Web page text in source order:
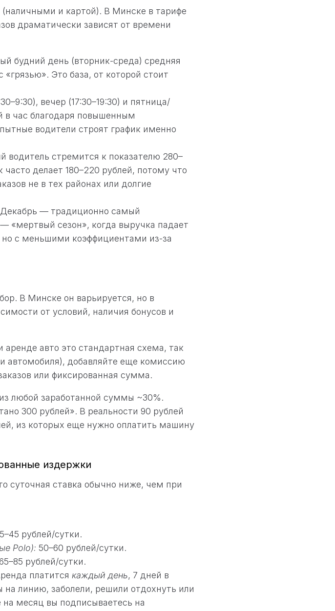
(наличными и картой). В Минске в тарифе
драматически зависят от времени
будний день (вторник-среда) средняя
«грязью». Это база, от которой стоит
вечер (17:30–19:30) и пятница/
в час благодаря повышенным
водители строят график именно
водитель стремится к показателю 280–
делает 180–220 рублей, потому что
не в тех районах или долгие
Декабрь — традиционно самый
«мертвый сезон», когда выручка падает
с меньшими коэффициентами из-за
В Минске он варьируется, но в
от условий, наличия бонусов и
аренде авто это стандартная схема, так
автомобиля), добавляйте еще комиссию
или фиксированная сумма.
любой заработанной суммы ~30%.
300 рублей». В реальности 90 рублей
из которых еще нужно оплатить машину
издержки
суточная ставка обычно ниже, чем при
рублей/сутки.
Polo): 50–60 рублей/сутки.
рублей/сутки.
платится каждый день, 7 дней в
линию, заболели, решили отдохнуть или
месяц вы подписываетесь на